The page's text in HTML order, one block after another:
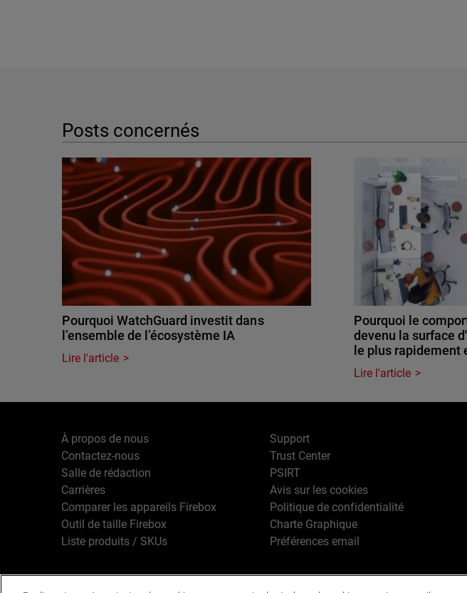
Posts concernés
Pourquoi WatchGuard investit dans
l’ensemble de l’écosystème IA
Lire l'article
Pourquoi le
devenu la surface
le plus rapidement
Lire l'article
À propos de nous
Contactez-nous
Salle de rédaction
Carrières
Comparer les appareils Firebox
Outil de taille Firebox
Liste produits / SKUs
Support
Trust Center
PSIRT
Avis sur les cookies
Politique de confidentialité
Charte Graphique
Préférences email